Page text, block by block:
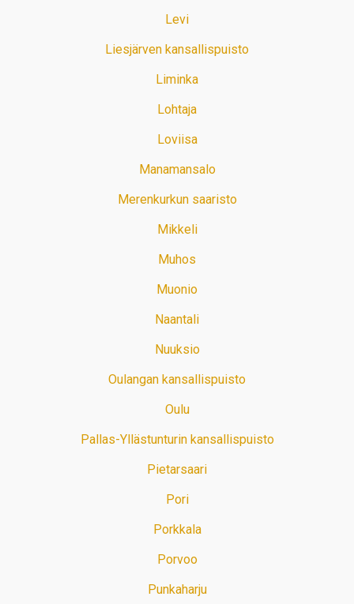
Levi
Liesjärven kansallispuisto
Liminka
Lohtaja
Loviisa
Manamansalo
Merenkurkun saaristo
Mikkeli
Muhos
Muonio
Naantali
Nuuksio
Oulangan kansallispuisto
Oulu
Pallas-Yllästunturin kansallispuisto
Pietarsaari
Pori
Porkkala
Porvoo
Punkaharju